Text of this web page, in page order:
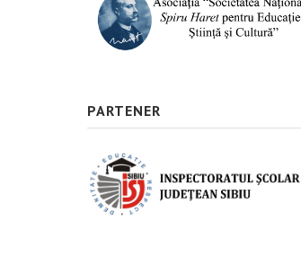
PARTENER